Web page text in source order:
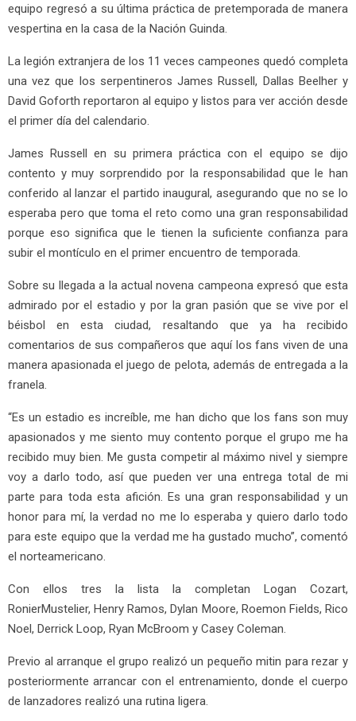
equipo regresó a su última práctica de pretemporada de manera
vespertina en la casa de la Nación Guinda.
La legión extranjera de los 11 veces campeones quedó completa
una vez que los serpentineros James Russell, Dallas Beelhery
David Goforth reportaron al equipo y listos para ver acción desde
el primer día del calendario.
James Russell en su primera práctica con el equipo se dijo
contento y muy sorprendido por la responsabilidad que le han
conferido al lanzar el partido inaugural, asegurando que no se lo
esperaba pero que toma el reto como una gran responsabilidad
porque eso significa que le tienen la suficienteconfianza para
subir el montículo en el primer encuentro de temporada.
Sobre su llegada a la actual novena campeona expresó que esta
admirado por el estadio y por la gran pasión que se vive por el
béisbol en esta ciudad, resaltando que ya ha recibido
comentarios de sus compañeros que aquí los fans viven de una
maneraapasionada el juego de pelota, además de entregada a la
franela.
“Es un estadio es increíble, me han dicho que los fans son muy
apasionados y me siento muy contento porque el grupo me ha
recibido muy bien. Me gusta competir al máximo nivel y siempre
voy a darlo todo, así que pueden ver una entrega total de mi
parte para toda esta afición. Es una gran responsabilidad y un
honor para mí, la verdad no me lo esperaba y quiero darlo todo
para este equipo que la verdad me ha gustado mucho”, comentó
el norteamericano.
Con ellos tres la lista la completan Logan Cozart,
RonierMustelier, Henry Ramos, Dylan Moore, Roemon Fields, Rico
Noel, Derrick Loop, Ryan McBroom y Casey Coleman.
Previo al arranque el grupo realizó un pequeño mitin para rezar y
posteriormente arrancar con el entrenamiento, donde el cuerpo
de lanzadores realizó una rutina ligera.